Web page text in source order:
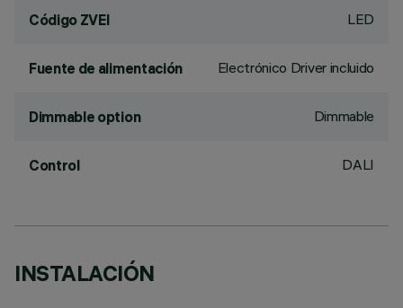
Código ZVEI LED
Fuente de alimentación Electrónico Driver incluido
Dimmable option Dimmable
Control DALI
INSTALACIÓN